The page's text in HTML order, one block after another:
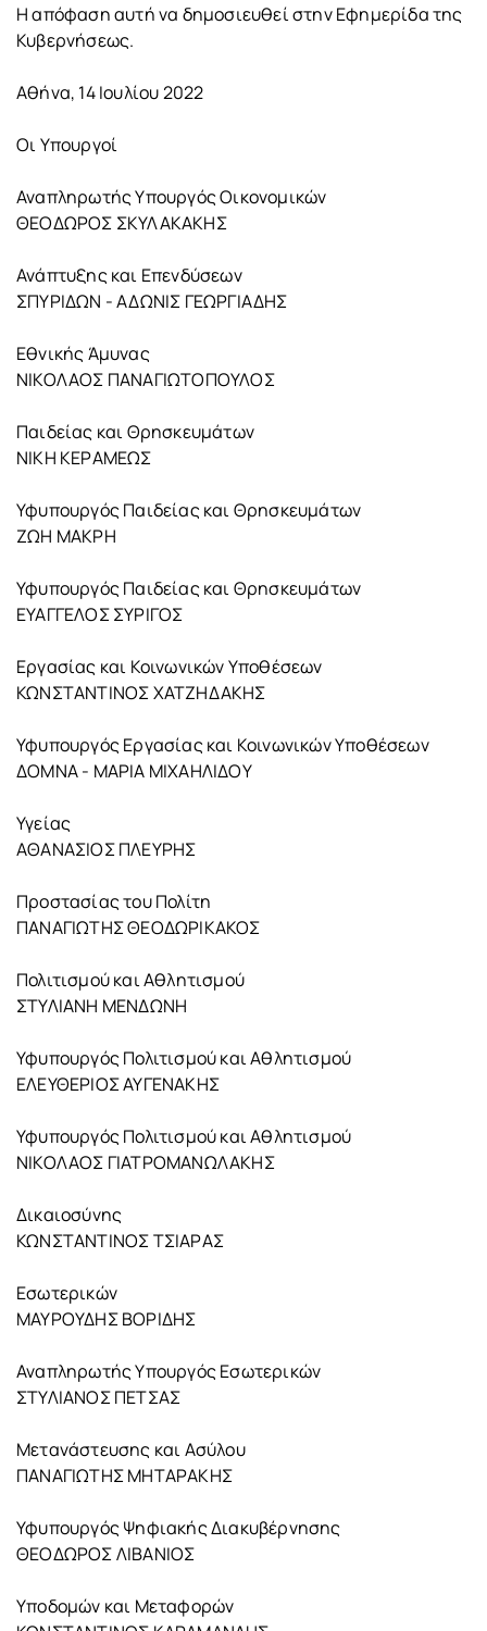
Η απόφαση αυτή να δημοσιευθεί στην Εφημερίδα της
Κυβερνήσεως.
Αθήνα, 14 Ιουλίου 2022
Οι Υπουργοί
Αναπληρωτής Υπουργός Οικονομικών
ΘΕΟΔΩΡΟΣ ΣΚΥΛΑΚΑΚΗΣ
Ανάπτυξης και Επενδύσεων
ΣΠΥΡΙΔΩΝ - ΑΔΩΝΙΣ ΓΕΩΡΓΙΑΔΗΣ
Εθνικής Άμυνας
ΝΙΚΟΛΑΟΣ ΠΑΝΑΓΙΩΤΟΠΟΥΛΟΣ
Παιδείας και Θρησκευμάτων
ΝΙΚΗ ΚΕΡΑΜΕΩΣ
Υφυπουργός Παιδείας και Θρησκευμάτων
ΖΩΗ ΜΑΚΡΗ
Υφυπουργός Παιδείας και Θρησκευμάτων
ΕΥΑΓΓΕΛΟΣ ΣΥΡΙΓΟΣ
Εργασίας και Κοινωνικών Υποθέσεων
ΚΩΝΣΤΑΝΤΙΝΟΣ ΧΑΤΖΗΔΑΚΗΣ
Υφυπουργός Εργασίας και Κοινωνικών Υποθέσεων
ΔΟΜΝΑ - ΜΑΡΙΑ ΜΙΧΑΗΛΙΔΟΥ
Υγείας
ΑΘΑΝΑΣΙΟΣ ΠΛΕΥΡΗΣ
Προστασίας του Πολίτη
ΠΑΝΑΓΙΩΤΗΣ ΘΕOΔΩΡΙΚΑΚΟΣ
Πολιτισμού και Αθλητισμού
ΣΤΥΛΙΑΝΗ ΜΕΝΔΩΝΗ
Υφυπουργός Πολιτισμού και Αθλητισμού
ΕΛΕΥΘΕΡΙΟΣ ΑΥΓΕΝΑΚΗΣ
Υφυπουργός Πολιτισμού και Αθλητισμού
ΝΙΚΟΛΑΟΣ ΓΙΑΤΡΟΜΑΝΩΛΑΚΗΣ
Δικαιοσύνης
ΚΩΝΣΤΑΝΤΙΝΟΣ ΤΣΙΑΡΑΣ
Εσωτερικών
ΜΑΥΡΟΥΔΗΣ ΒΟΡΙΔΗΣ
Αναπληρωτής Υπουργός Εσωτερικών
ΣΤΥΛΙΑΝΟΣ ΠΕΤΣΑΣ
Μετανάστευσης και Ασύλου
ΠΑΝΑΓΙΩΤΗΣ ΜΗΤΑΡΑΚΗΣ
Υφυπουργός Ψηφιακής Διακυβέρνησης
ΘΕΟΔΩΡΟΣ ΛΙΒΑΝΙΟΣ
Υποδομών και Μεταφορών